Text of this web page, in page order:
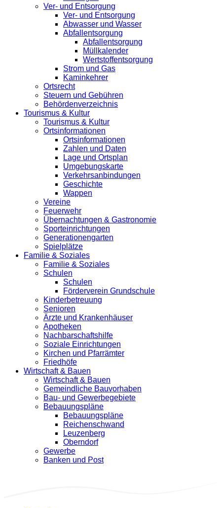
Ver- und Entsorgung
Ver- und Entsorgung
Abwasser und Wasser
Abfallentsorgung
Abfallentsorgung
Müllkalender
Wertstoffentsorgung
Strom und Gas
Kaminkehrer
Ortsrecht
Steuern und Gebühren
Behördenverzeichnis
Tourismus & Kultur
Tourismus & Kultur
Ortsinformationen
Ortsinformationen
Zahlen und Daten
Lage und Ortsplan
Umgebungskarte
Verkehrsanbindungen
Geschichte
Wappen
Vereine
Feuerwehr
Übernachtungen & Gastronomie
Sporteinrichtungen
Generationengarten
Spielplätze
Familie & Soziales
Familie & Soziales
Schulen
Schulen
Förderverein Grundschule
Kinderbetreuung
Senioren
Ärzte und Krankenhäuser
Apotheken
Nachbarschaftshilfe
Soziale Einrichtungen
Kirchen und Pfarrämter
Friedhöfe
Wirtschaft & Bauen
Wirtschaft & Bauen
Gemeindliche Bauvorhaben
Bau- und Gewerbegebiete
Bebauungspläne
Bebauungspläne
Reichenschwand
Leuzenberg
Oberndorf
Gewerbe
Banken und Post